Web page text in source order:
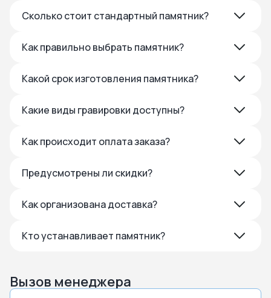
Сколько стоит стандартный памятник?
Как правильно выбрать памятник?
Какой срок изготовления памятника?
Какие виды гравировки доступны?
Как происходит оплата заказа?
Предусмотрены ли скидки?
Как организована доставка?
Кто устанавливает памятник?
Вызов менеджера